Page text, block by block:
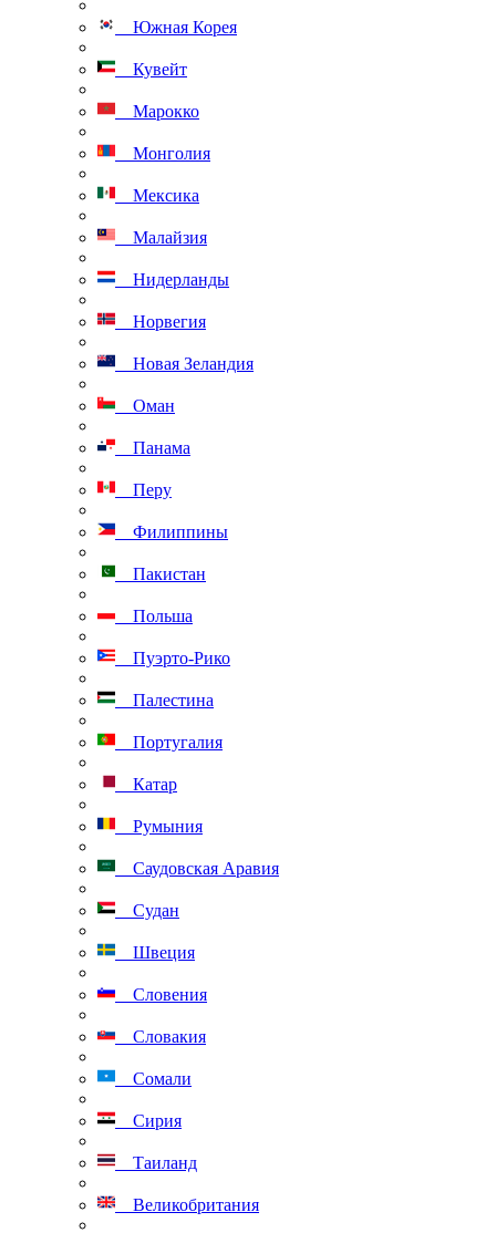
Южная Корея
Кувейт
Марокко
Монголия
Мексика
Малайзия
Нидерланды
Норвегия
Новая Зеландия
Оман
Панама
Перу
Филиппины
Пакистан
Польша
Пуэрто-Рико
Палестина
Португалия
Катар
Румыния
Саудовская Аравия
Судан
Швеция
Словения
Словакия
Сомали
Сирия
Таиланд
Великобритания